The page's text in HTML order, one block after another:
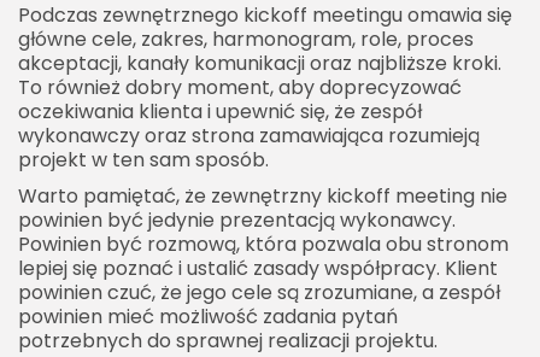
Podczas zewnętrznego kickoff meetingu omawia się
główne cele, zakres, harmonogram, role, proces
akceptacji, kanały komunikacji oraz najbliższe kroki.
To również dobry moment, aby doprecyzować
oczekiwania klienta i upewnić się, że zespół
wykonawczy oraz strona zamawiająca rozumieją
projekt w ten sam sposób.
Warto pamiętać, że zewnętrzny kickoff meeting nie
powinien być jedynie prezentacją wykonawcy.
Powinien być rozmową, która pozwala obu stronom
lepiej się poznać i ustalić zasady współpracy. Klient
powinien czuć, że jego cele są zrozumiane, a zespół
powinien mieć możliwość zadania pytań
potrzebnych do sprawnej realizacji projektu.